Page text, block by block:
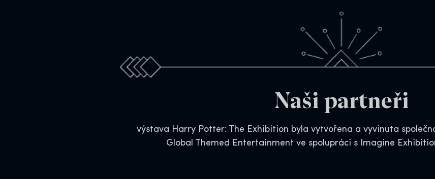
Naši partneři
výstava Harry Potter: The Exhibition byla vytvořena a vyvinuta
Global Themed Entertainment ve spolupráci s Imagine